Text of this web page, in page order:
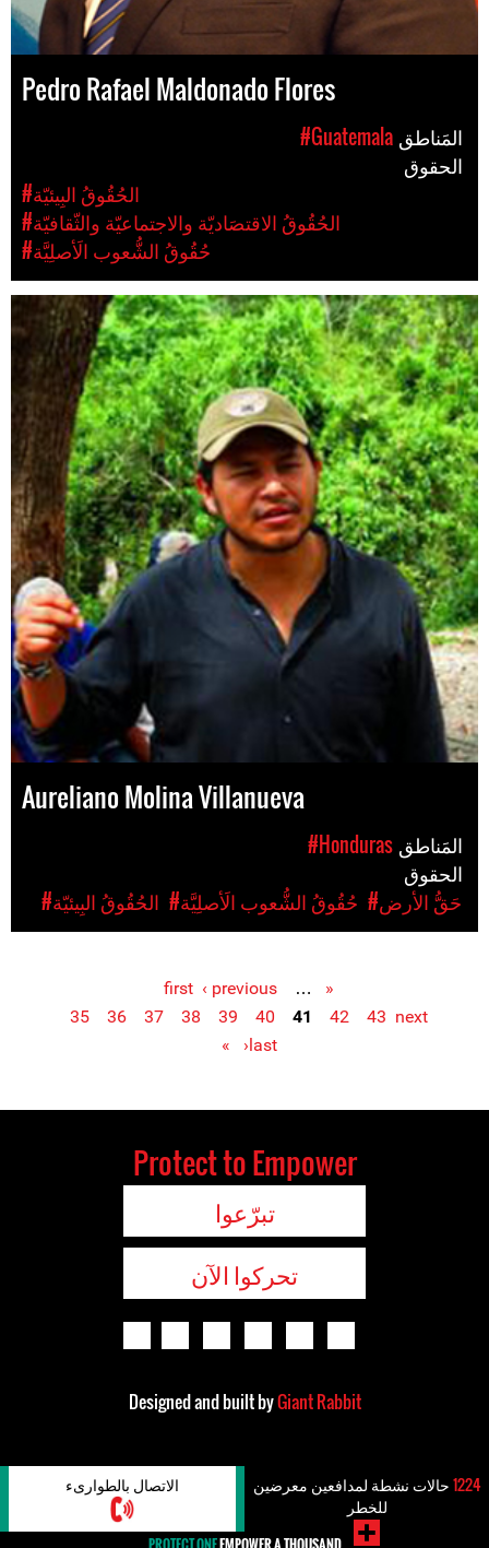
Pedro Rafael Maldonado Flores
#Guatemala
#الحُقُوقُ البِيئيّة
#الحُقُوقُ الاقتصَاديّة والاجتماعيّة والثّقافيّة
#حُقُوقُ الشُّعوب الَأصلِيَّة
Aureliano Molina Villanueva
#Honduras
#الحُقُوقُ البِيئيّة
#حُقُوقُ الشُّعوب الَأصلِيَّة #حَقُّ الأرض
Pages
« first
‹ previous
…
35
36 37 38 39 40 41 42 43 next
›last »
Protect to Empower
تبرّعوا
تحركوا الآن
Designed and built byGiant Rabbit
الاتصال بالطوارىء 1224حالات نشطة لمدافعين معرضين
للخطر
PROTECT ONEEMPOWER A THOUSAND